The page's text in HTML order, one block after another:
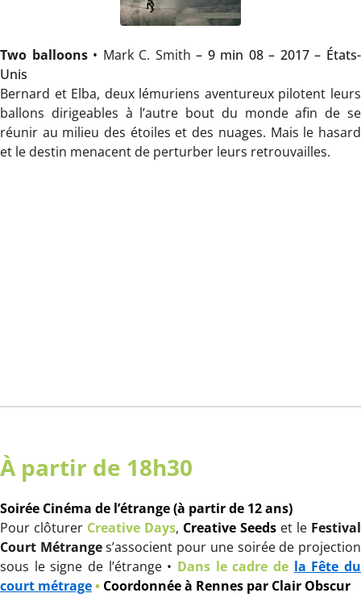
Two balloons• Mark C. Smith – 9 min 08 – 2017 – États-
Unis
Bernard et Elba, deux lémuriens aventureux pilotent leurs
ballons dirigeables à l’autre bout du monde afin de se
réunir au milieu des étoiles et des nuages. Mais le hasard
et le destin menacent de perturber leurs retrouvailles.
À partir de 18h30
Soirée Cinéma de l’étrange (à partir de 12 ans)
Pour clôturer Creative Days, Creative Seeds et le Festival
Court Métranges’associent pour une soirée de projection
sous le signe de l’étrange • Dans le cadre de la Fête du
court métrage• Coordonnée à Rennes par Clair Obscur